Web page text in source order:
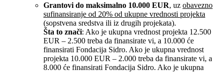
Grantovi do maksimalno 10.000 EUR, uz obavezno
sufinansiranje od 20% od ukupne vrednosti projekta
(sopstvena sredstva ili iz drugih projekata).
Šta to znači: Ako je ukupna vrednost projekta 12.500
EUR – 2.500 treba da finansirate vi, a 10.000 će
finansirati Fondacija Sidro. Ako je ukupna vrednost
projekta 10.000 EUR – 2.000 treba da finansirate vi, a
8.000 će finansirati Fondacija Sidro. Ako je ukupna